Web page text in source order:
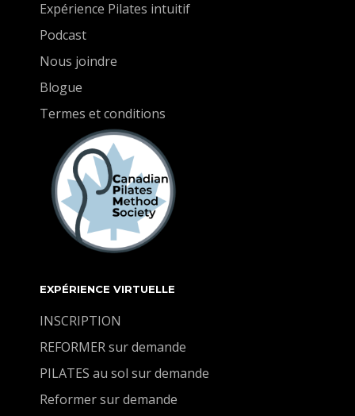
Expérience Pilates intuitif
Podcast
Nous joindre
Blogue
Termes et conditions
EXPÉRIENCE VIRTUELLE
INSCRIPTION
REFORMER sur demande
PILATES au sol sur demande
Reformer sur demande